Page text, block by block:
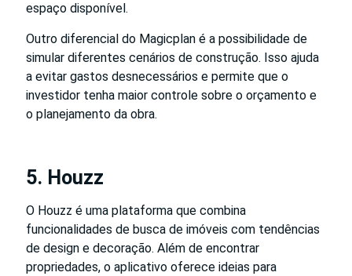
espaço disponível.
Outro diferencial do Magicplan é a possibilidade de
simular diferentes cenários de construção. Isso ajuda
a evitar gastos desnecessários e permite que o
investidor tenha maior controle sobre o orçamento e
o planejamento da obra.
5. Houzz
O Houzz é uma plataforma que combina
funcionalidades de busca de imóveis com tendências
de design e decoração. Além de encontrar
propriedades, o aplicativo oferece ideias para